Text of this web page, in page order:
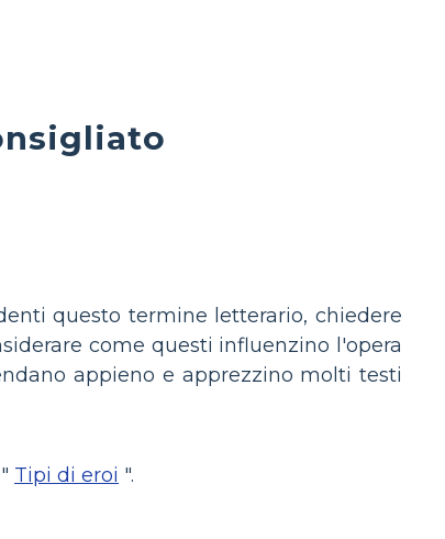
questo termine letterario, chiedere
come questi influenzino l'opera
appieno e apprezzino molti testi
Tipi di eroi ".